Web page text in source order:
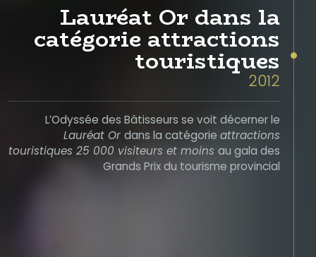
Lauréat Or dans la
catégorie attractions
touristiques
2012
L’Odyssée des Bâtisseurs se voit décerner le
Lauréat Or dans la catégorie attractions
touristiques 25 000 visiteurs et moins au gala des
Grands Prix du tourisme provincial